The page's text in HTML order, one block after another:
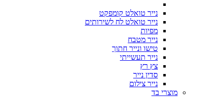
נייר טואלט קומפקט
נייר טואלט לח לשירותים
מפיות
נייר מטבח
טישו ונייר חתוך
נייר תעשייתי
צץ רץ
סדין נייר
נייר צילום
מוצרי בד